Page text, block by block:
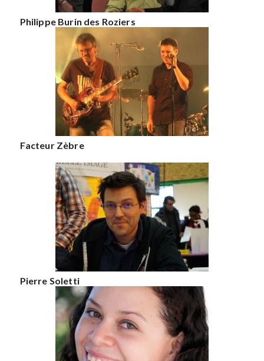
Philippe Burin des Roziers
Facteur Zèbre
Pierre Soletti